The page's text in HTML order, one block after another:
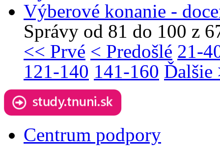
Výberové konanie -
Správy od 81 do 100 z
<< Prvé < Predošlé 21-
121-140 141-160 Ďalšie
Centrum podpory